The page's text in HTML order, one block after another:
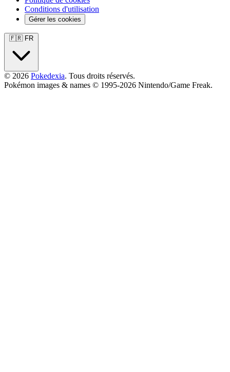
Conditions d'utilisation
Gérer les cookies
© 2026 Pokedexia. Tous droits réservés.
Pokémon images & names © 1995-2026 Nintendo/Game Freak.